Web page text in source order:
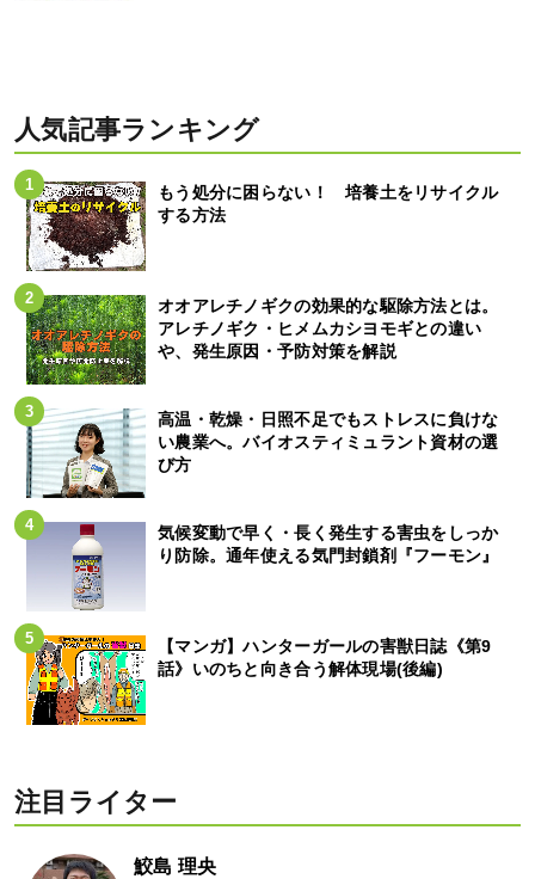
人気記事ランキング
もう処分に困らない！ 培養土をリサイクル
する方法
オオアレチノギクの効果的な駆除方法とは。
アレチノギク・ヒメムカシヨモギとの違い
や、発生原因・予防対策を解説
高温・乾燥・日照不足でもストレスに負けな
い農業へ。バイオスティミュラント資材の選
び方
気候変動で早く・長く発生する害虫をしっか
り防除。通年使える気門封鎖剤『フーモン』
【マンガ】ハンターガールの害獣日誌《第9
話》いのちと向き合う解体現場(後編)
注目ライター
鮫島 理央